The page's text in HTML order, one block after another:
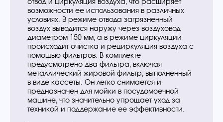
возможности ее использования в различных
условиях. В режиме отвода загрязненный
воздух выводится наружу через воздуховод
диаметром 150 мм, а в режиме циркуляции
происходит очистка и рециркуляция воздуха с
помощью фильтров. В комплекте
предусмотрено два фильтра, включая
металлический жировой фильтр, выполненный
в виде кассеты. Он легко снимается и
предназначен для мойки в посудомоечной
машине, что значительно упрощает уход за
техникой и поддержание ее эффективности.